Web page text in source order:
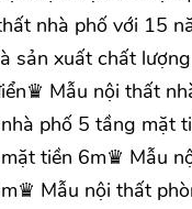
nhà phố với 15
sản xuất chất
Mẫu nội thất
phố 5 tầng mặt
tiền 6m♛ Mẫu
Mẫu nội thất